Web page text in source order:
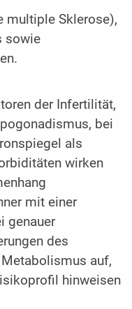
multiple Sklerose),
sowie
der Infertilität,
bei
als
wirken
mit einer
genauer
des
auf,
hinweisen